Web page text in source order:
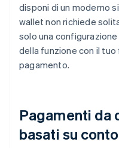
disponi di un moderno
wallet non richiede
solo una
della funzione con il
pagamento.
Pagamenti da
basati su conto